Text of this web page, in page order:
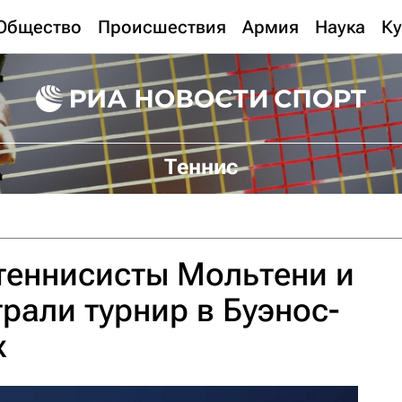
Происшествия Армия Наука
Теннис
Мольтени и
турнир в Буэнос-